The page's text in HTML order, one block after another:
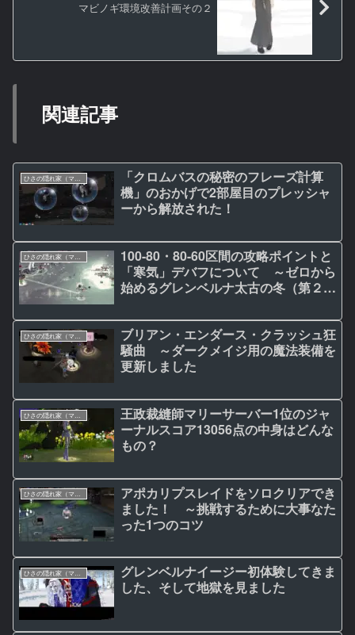
マビノギ環境改善計画その２
関連記事
「クロムバスの秘密のフレーズ計算
機」のおかげで2部屋目のプレッシャ
ーから解放された！
ひさの隠れ家（マビノギ日記）
100-80・80-60区間の攻略ポイントと
「寒気」デバフについて ～ゼロから
始めるグレンベルナ太古の冬（第２
ブリアン・エンダース・クラッシュ狂
騒曲 ～ダークメイジ用の魔法装備を
更新しました
王政裁縫師マリーサーバー1位のジャ
ーナルスコア13056点の中身はどんな
もの？
ひさの隠れ家（マビノギ日記）
アポカリプスレイドをソロクリアでき
ました！ ～挑戦するために大事なた
った1つのコツ
グレンベルナイージー初体験してきま
した、そして地獄を見ました